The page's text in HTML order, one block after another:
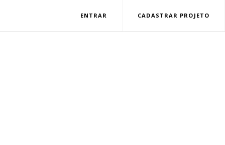
ENTRAR CADASTRAR PROJETO